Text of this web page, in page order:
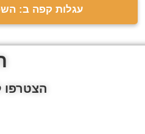
עגלות קפה ב:
הצטרפו